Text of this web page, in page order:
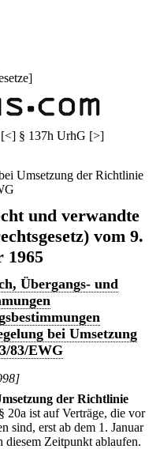
]
[<] § 137h UrhG [>]
Umsetzung der Richtlinie
und verwandte
vom 9.
1965
Übergangs- und
bei Umsetzung
83/EWG
der Richtlinie
20a ist auf Verträge, die vor
sind, erst ab dem 1. Januar
diesem Zeitpunkt ablaufen.